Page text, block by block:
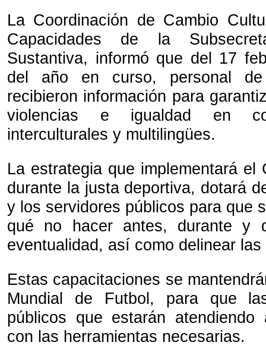
La Coordinación de Cambio
Capacidades de la
Sustantiva, informó que del 17
del año en curso, personal de
recibieron información para
violencias e igualdad en
interculturales y multilingües.
La estrategia que implementará el
durante la justa deportiva, dotará
y los servidores públicos para que
qué no hacer antes, durante y
eventualidad, así como delinear
Estas capacitaciones se
Mundial de Futbol, para que
públicos que estarán atendiendo
con las herramientas necesarias.